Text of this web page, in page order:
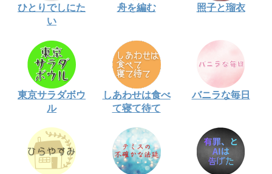
ひとりでしにた
い
舟を編む 照子と瑠衣
東京サラダボウ
ル
しあわせは食べ
て寝て待て
バニラな毎日